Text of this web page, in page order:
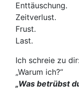
Enttäuschung.
Zeitverlust.
Frust.
Last.
Ich schreie zu
„Warum ich?“
„Was betrübst